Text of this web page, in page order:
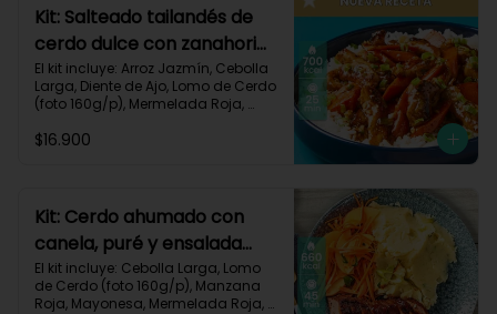
Proteínas 31g
Kit: Salteado tailandés de
cerdo dulce con zanahorias
y arroz-141
El kit incluye: Arroz Jazmín, Cebolla
Larga, Diente de Ajo, Lomo de Cerdo
(foto 160g/p), Mermelada Roja,
Paprika, Zanahoria, Receta Impresa.
$16.900
Kit: Cerdo ahumado con
canela, puré y ensalada
dulce-2
El kit incluye: Cebolla Larga, Lomo
de Cerdo (foto 160g/p), Manzana
Roja, Mayonesa, Mermelada Roja,